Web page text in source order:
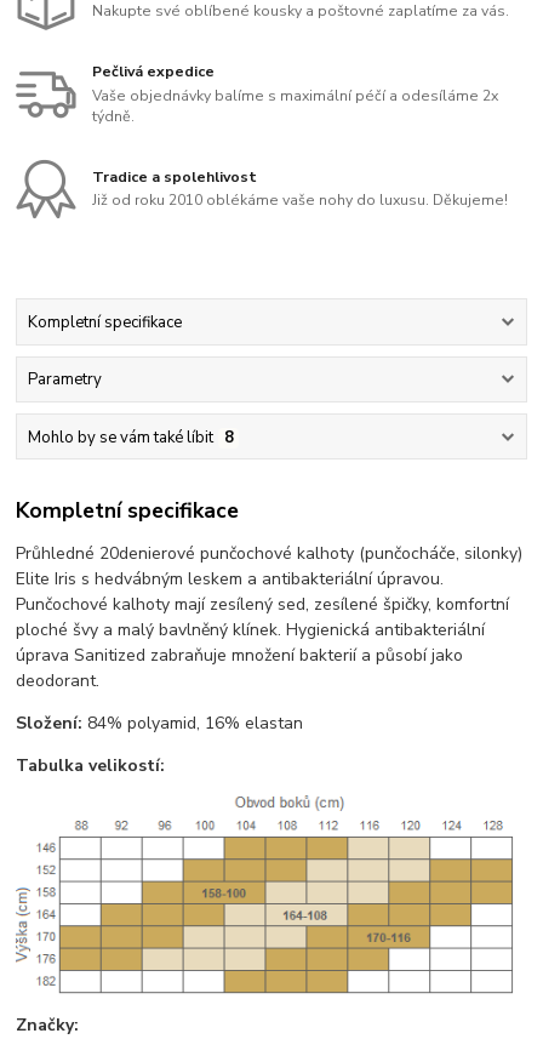
Nakupte své oblíbené kousky a poštovné zaplatíme za vás.
Pečlivá expedice
Vaše objednávky balíme s maximální péčí a odesíláme 2x
týdně.
Tradice a spolehlivost
Již od roku 2010 oblékáme vaše nohy do luxusu. Děkujeme!
Kompletní specifikace
Parametry
Mohlo by se vám také líbit 8
Kompletní specifikace
Průhledné 20denierové punčochové kalhoty (punčocháče, silonky)
Elite Iris s hedvábným leskem a antibakteriální úpravou.
Punčochové kalhoty mají zesílený sed, zesílené špičky, komfortní
ploché švy a malý bavlněný klínek. Hygienická antibakteriální
úprava Sanitized zabraňuje množení bakterií a působí jako
deodorant.
Složení: 84% polyamid, 16% elastan
Tabulka velikostí:
Značky: